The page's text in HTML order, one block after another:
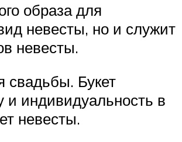
образа для
невесты, но и служит
невесты.
свадьбы. Букет
и индивидуальность в
невесты.